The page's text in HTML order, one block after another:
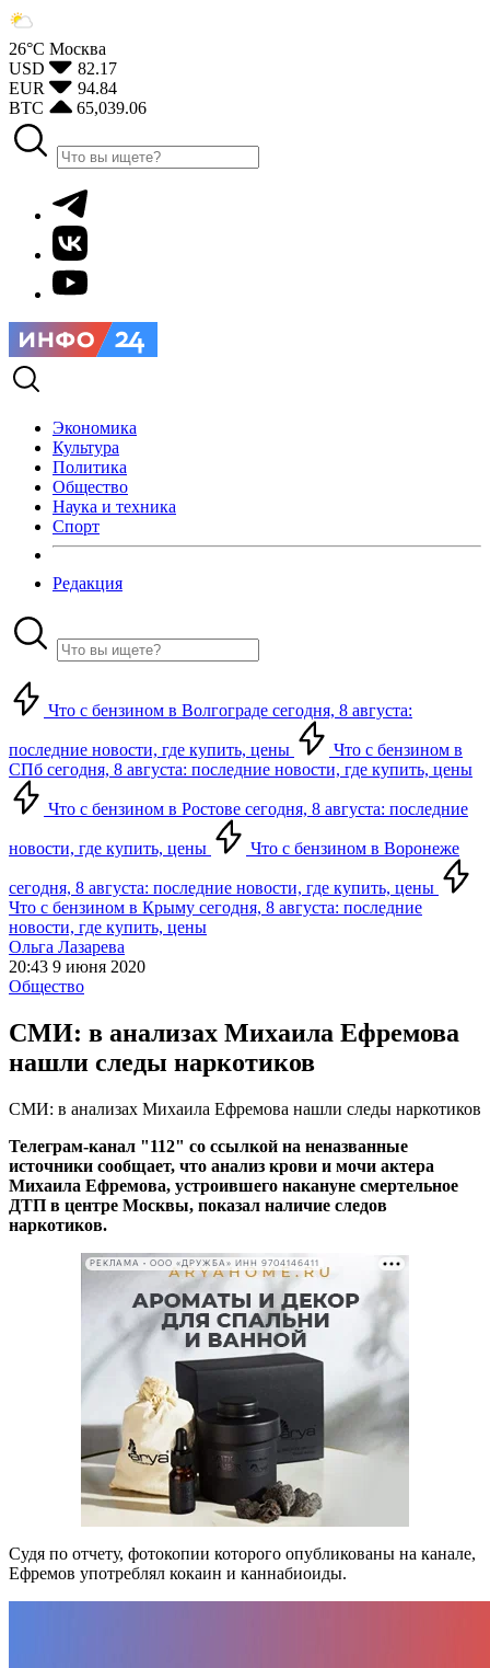
26°С Москва
USD
82.17
EUR
94.84
BTC
65,039.06
Экономика
Культура
Политика
Общество
Наука и техника
Спорт
Редакция
Что с бензином в Волгограде сегодня, 8 августа:
последние новости, где купить, цены
Что с бензином в
СПб сегодня, 8 августа: последние новости, где купить, цены
Что с бензином в Ростове сегодня, 8 августа: последние
новости, где купить, цены Что с бензином в Воронеже
сегодня, 8 августа: последние новости, где купить, цены
Что с бензином в Крыму сегодня, 8 августа: последние
новости, где купить, цены
Ольга Лазарева
20:43 9 июня 2020
Общество
СМИ: в анализах Михаила Ефремова
нашли следы наркотиков
СМИ: в анализах Михаила Ефремова нашли следы наркотиков
Телеграм-канал "112" со ссылкой на неназванные
источники сообщает, что анализ крови и мочи актера
Михаила Ефремова, устроившего накануне смертельное
ДТП в центре Москвы, показал наличие следов
наркотиков.
РЕКЛАМА • ООО «ДРУЖБА» ИНН 9704146411
Судя по отчету, фотокопии которого опубликованы на канале,
Ефремов употреблял кокаин и каннабиоиды.